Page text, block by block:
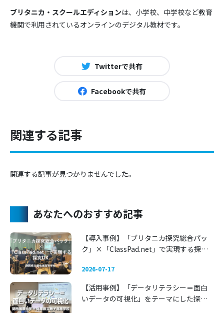
ブリタニカ・スクールエディションは、小学校、中学校など教育
機関で利用されているオンラインのデジタル教材です。
Twitterで共有
Facebookで共有
関連する記事
関連する記事が見つかりませんでした。
あなたへのおすすめ記事
【導入事例】「ブリタニカ探究総合パッ
ク」×「ClassPad.net」で実現する探究
2026-07-17
【活用事例】「データリテラシー＝面白
いデータの可視化」をテーマにした探究